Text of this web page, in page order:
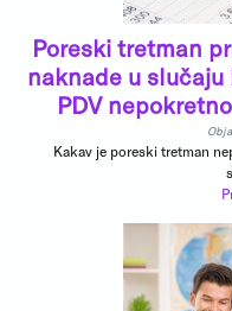
Poreski tretman
naknade u
PDV
Kakav je poreski tretman